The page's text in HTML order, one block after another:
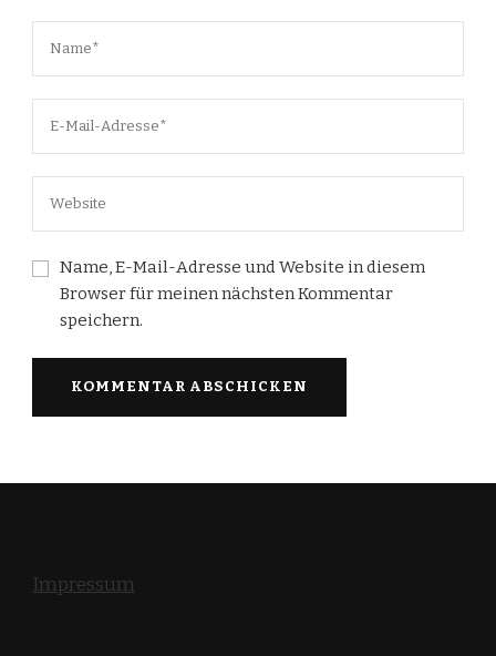
Name, E-Mail-Adresse und Website in diesem
Browser für meinen nächsten Kommentar
speichern.
Impressum